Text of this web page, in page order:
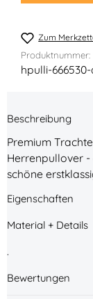
Zum
Produktnummer:
hpulli-
Beschreibung
Premium
Herrenpullover -
schöne
Eigenschaften
Material + Details
.
Bewertungen